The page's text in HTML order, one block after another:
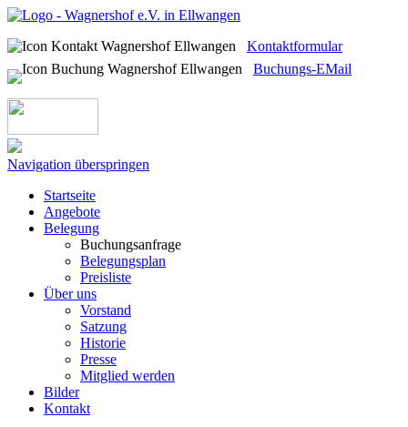
Kontaktformular
Buchungs-EMail
Navigation überspringen
Startseite
Angebote
Belegung
Buchungsanfrage
Belegungsplan
Preisliste
Über uns
Vorstand
Satzung
Historie
Presse
Mitglied werden
Bilder
Kontakt